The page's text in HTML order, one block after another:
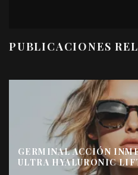
PUBLICACIONES
GERMINAL ACCIÓN
ULTRA HYALURONIC